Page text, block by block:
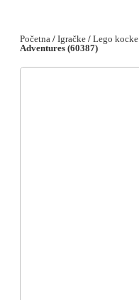
Početna / Igračke / Lego kocke
Adventures (60387)